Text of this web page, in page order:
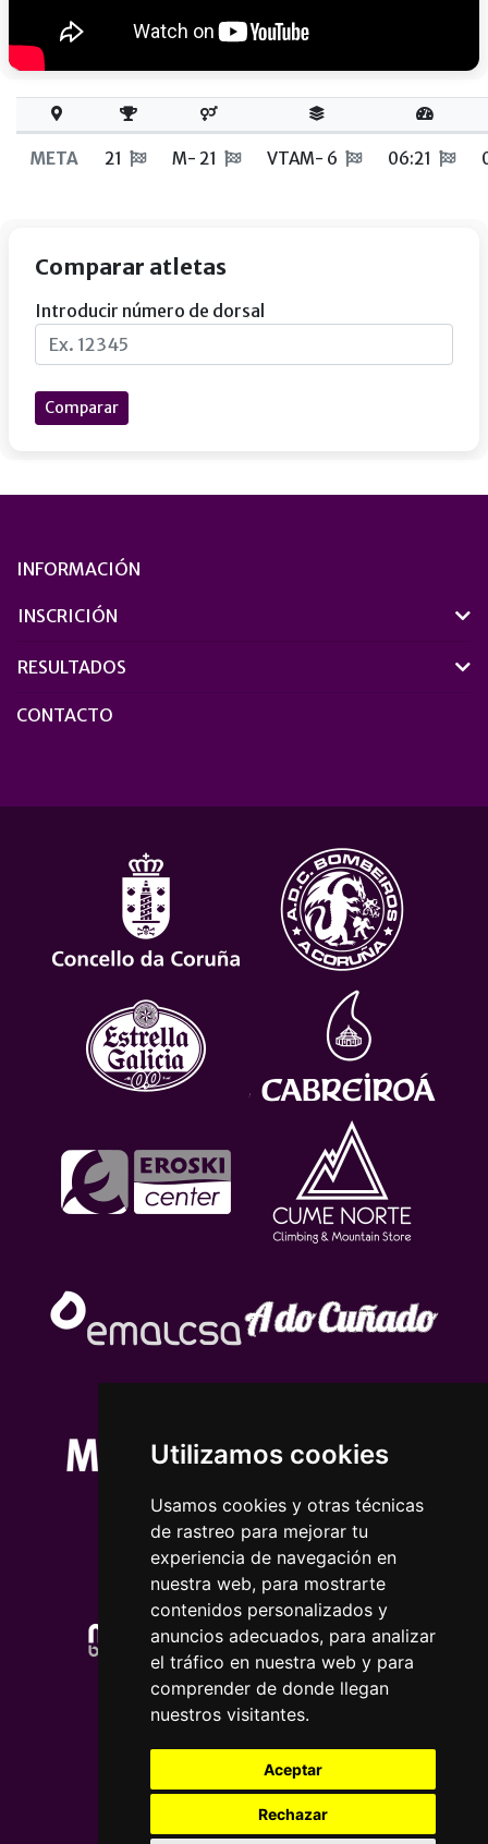
Utilizamos cookies
Usamos cookies y otras técnicas
de rastreo para mejorar tu
experiencia de navegación en
nuestra web, para mostrarte
contenidos personalizados y
anuncios adecuados, para analizar
el tráfico en nuestra web y para
comprender de donde llegan
nuestros visitantes.
Aceptar
Rechazar
META 21 M- 21 VTAM- 6 06:21
Comparar atletas
Introducir número de dorsal
Comparar
INFORMACIÓN
INSCRICIÓN
RESULTADOS
CONTACTO